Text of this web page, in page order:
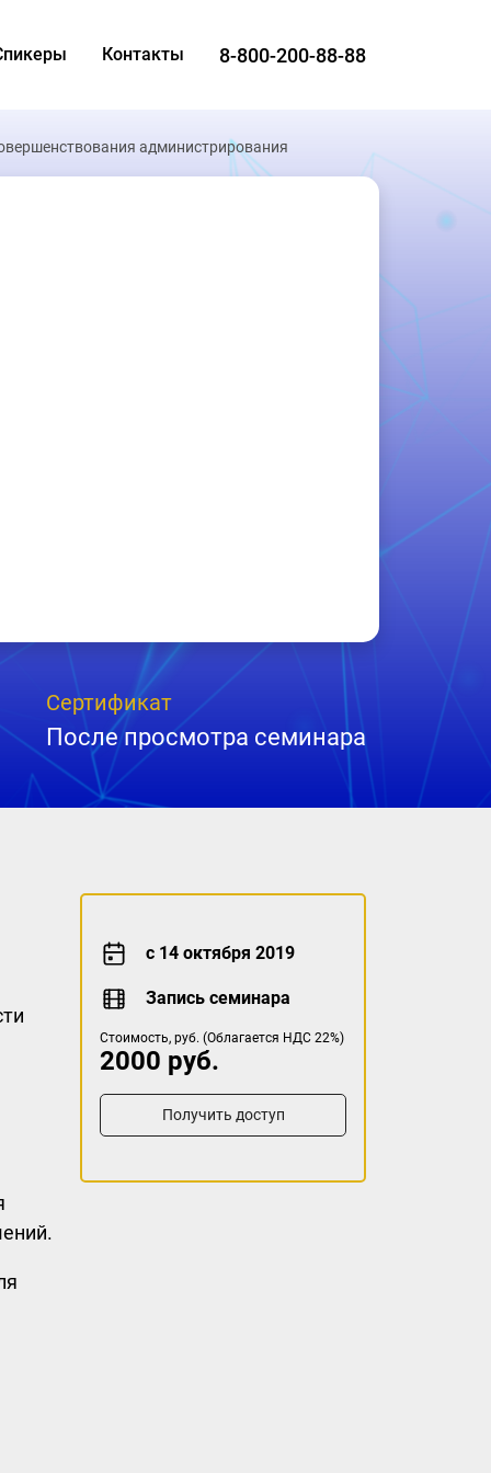
Контакты 8-800-200-88-88
администрирования
Сертификат
После просмотра семинара
с 14 октября 2019
Запись семинара
Стоимость, руб. (Облагается НДС 22%)
2000 руб.
Получить доступ